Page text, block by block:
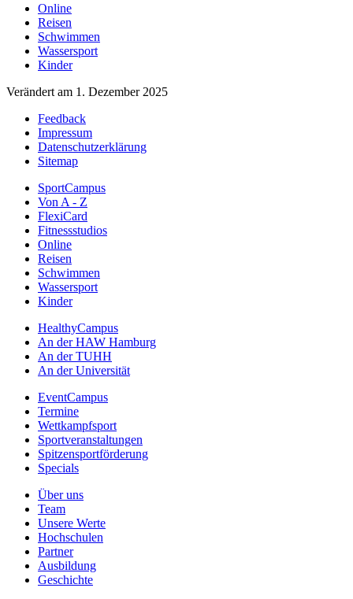
Online
Reisen
Schwimmen
Wassersport
Kinder
Verändert am 1. Dezember 2025
Feedback
Impressum
Datenschutzerklärung
Sitemap
SportCampus
Von A - Z
FlexiCard
Fitnessstudios
Online
Reisen
Schwimmen
Wassersport
Kinder
HealthyCampus
An der HAW Hamburg
An der TUHH
An der Universität
EventCampus
Termine
Wettkampfsport
Sportveranstaltungen
Spitzensportförderung
Specials
Über uns
Team
Unsere Werte
Hochschulen
Partner
Ausbildung
Geschichte